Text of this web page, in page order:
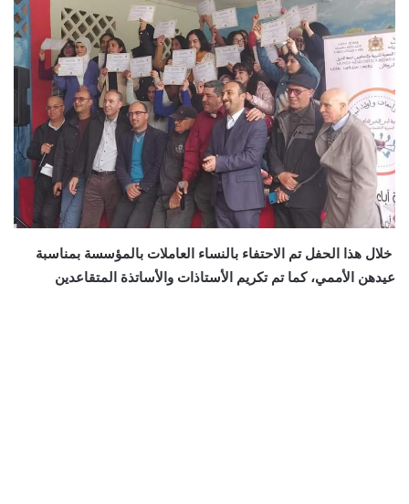
خلال هذا الحفل تم الاحتفاء بالنساء العاملات بالمؤسسة بمناسبة
عيدهن الأممي، كما تم تكريم الأستاذات والأساتذة المتقاعدين